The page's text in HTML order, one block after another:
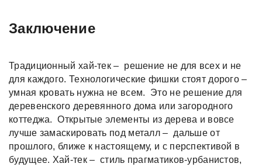
Заключение
Традиционный хай-тек – решение не для всех и не
для каждого. Технологические фишки стоят дорого –
умная кровать нужна не всем. Это не решение для
деревенского деревянного дома или загородного
коттеджа. Открытые элементы из дерева и вовсе
лучше замаскировать под металл – дальше от
прошлого, ближе к настоящему, и с перспективой в
будущее. Хай-тек – стиль прагматиков-урбанистов,